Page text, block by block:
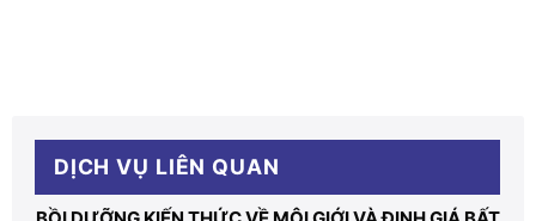
DỊCH VỤ LIÊN QUAN